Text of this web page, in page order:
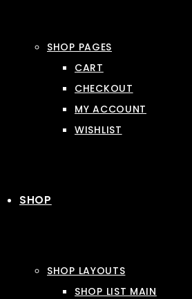
SHOP PAGES
CART
CHECKOUT
MY ACCOUNT
WISHLIST
SHOP
SHOP LAYOUTS
SHOP LIST MAIN